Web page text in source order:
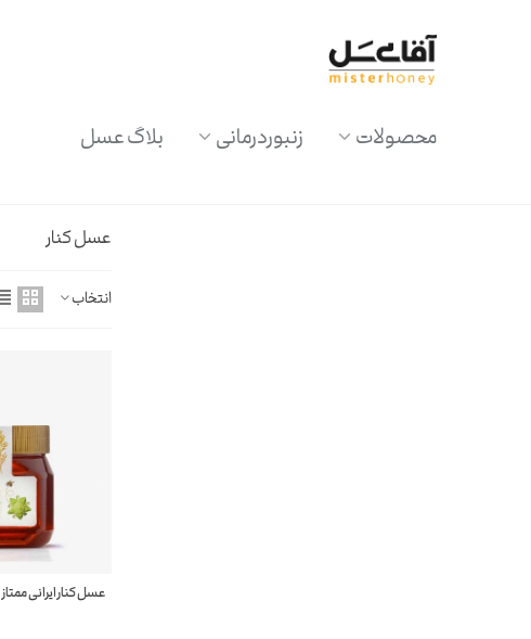
محصولات زنبوردرمانی بلاگ عسل
عسل کنار
انتخاب
عسل کنار ایرانی ممتاز 400 گرمی